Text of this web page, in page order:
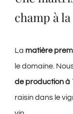
champ à
La matière
le domaine.
de production à
raisin dans le